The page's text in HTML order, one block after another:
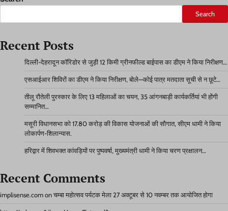
Search
Recent Posts
दिल्ली-देहरादून कॉरिडोर से जुड़ी 12 किमी ग्रीनफील्ड बाईपास का डीएम ने किया निरीक्षण…
एसआईआर शिविरों का डीएम ने किया निरीक्षण, बोले—कोई पात्र मतदाता सूची से न छूटे…
तीलू रौतेली पुरस्कार के लिए 13 महिलाओं का चयन, 35 आंगनबाड़ी कार्यकर्तियां भी होंगी
सम्मानित…
मसूरी विधानसभा को 17.80 करोड़ की विकास योजनाओं की सौगात, सीएम धामी ने किया
लोकार्पण-शिलान्यास.
हरिद्वार में शिवभक्त कांवड़ियों पर पुष्पवर्षा, मुख्यमंत्री धामी ने किया चरण प्रक्षालन…
Recent Comments
implisense.com on चम्बा महोत्सव पर्यटक मेला 27 अक्टूबर से 10 नवम्बर तक आयोजित होगा